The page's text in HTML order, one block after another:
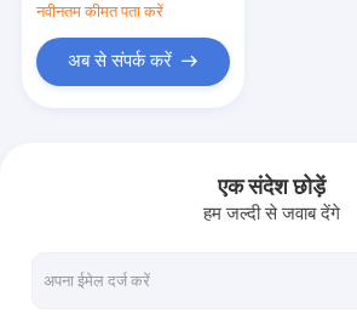
नवीनतम कीमत पता करें
अब से संपर्क करें
एक संदेश छोड़ें
हम जल्दी से जवाब देंगे